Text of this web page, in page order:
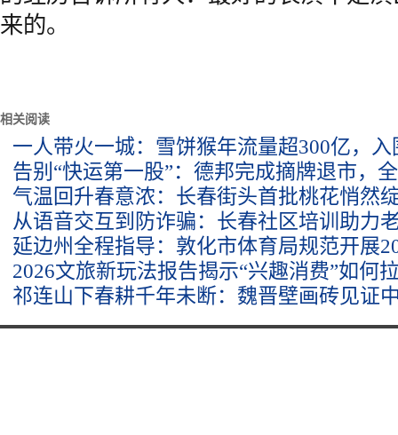
来的。
相关阅读
一人带火一城：雪饼猴年流量超300亿，
告别“快运第一股”：德邦完成摘牌退市，
气温回升春意浓：长春街头首批桃花悄然
从语音交互到防诈骗：长春社区培训助力
延边州全程指导：敦化市体育局规范开展
2026文旅新玩法报告揭示“兴趣消费”如何
祁连山下春耕千年未断：魏晋壁画砖见证